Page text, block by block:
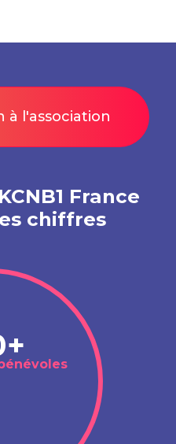
à l'association
France
chiffres